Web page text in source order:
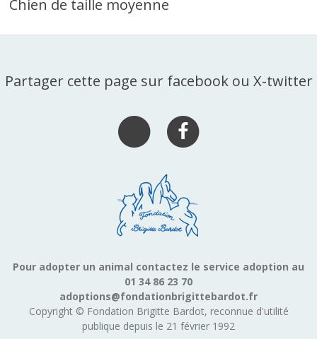
Chien de taille moyenne
Partager cette page sur facebook ou X-twitter
Pour adopter un animal contactez le service adoption au
01 34 86 23 70
adoptions@fondationbrigittebardot.fr
Copyright © Fondation Brigitte Bardot, reconnue d'utilité
publique depuis le 21 février 1992